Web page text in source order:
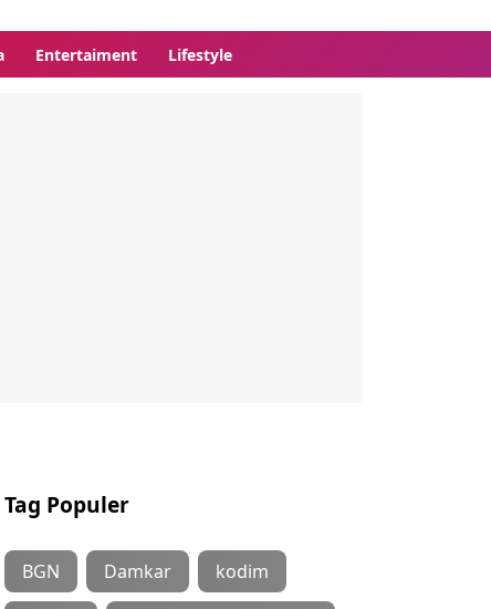
Entertaiment Lifestyle
Tag Populer
BGN Damkar kodim